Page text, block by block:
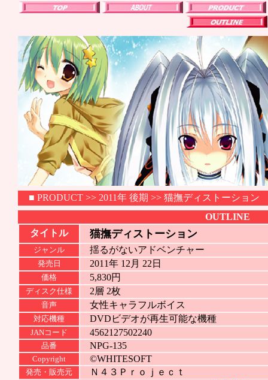
■ PRODUCT >> 2011年 後期 >> 猫撫ディストーション
OUTLINE
タイトル
猫撫ディストーション
ジャンル 揺るがないアドベンチャー
発売日 2011年 12月 22日
価格 5,830円
ディスク仕様 2層 2枚
音声 女性キャラフルボイス
対応機種 DVDビデオが再生可能な機種
JANコード 4562127502240
品番 NPG-135
Copyright ©WHITESOFT
発売・販売元
Ｎ４３Ｐｒｏｊｅｃｔ